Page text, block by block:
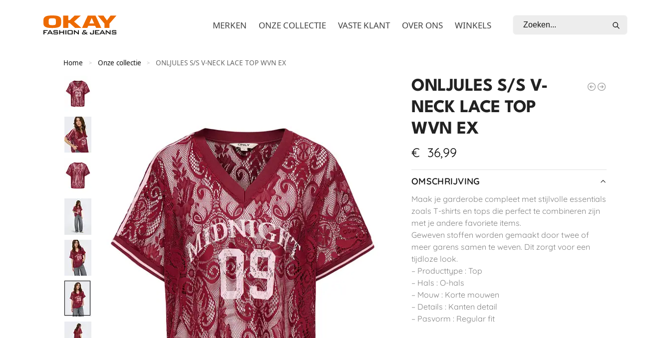
MERKEN ONZE COLLECTIE VASTE KLANT OVER ONS WINKELS
Home > Onze collectie > ONLJULES S/S V-NECK LACE TOP WVN EX
ONLJULES S/S V-
NECK LACE TOP
WVN EX
€ 36,99
OMSCHRIJVING
Maak je garderobe compleet met stijlvolle essentials
zoals T-shirts en tops die perfect te combineren zijn
met je andere favoriete items.
Geweven stoffen worden gemaakt door twee of
meer garens samen te weven. Dit zorgt voor een
tijdloze look.
– Producttype : Top
– Hals : O-hals
– Mouw : Korte mouwen
– Details : Kanten detail
– Pasvorm : Regular fit